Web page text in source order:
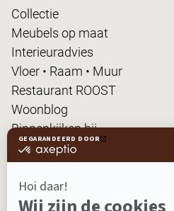
Collectie
Meubels op maat
Interieuradvies
Vloer • Raam • Muur
Restaurant ROOST
Woonblog
Binnenkijken bij...
FanPas